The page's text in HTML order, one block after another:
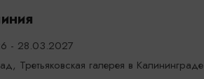
- 28.03.2027
Третьяковская галерея в Калининграде